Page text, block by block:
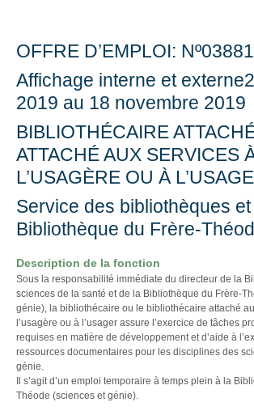
OFFRE D’EMPLOI: Nº03881
Affichage interne et
2019 au 18 novembre 2019
BIBLIOTHÉCAIRE
ATTACHÉ AUX SERVICES
L’USAGÈRE OU À
Service des bibliothèques
Bibliothèque du Frère-
Description de la fonction
Sous la responsabilité immédiate du directeur de la
sciences de la santé et de la Bibliothèque du Frère-
génie), la bibliothécaire ou le bibliothécaire attaché
l’usagère ou à l’usager assure l’exercice de tâches
requises en matière de développement et d’aide à
ressources documentaires pour les disciplines des
génie.
Il s’agit d’un emploi temporaire à temps plein à la
Théode (sciences et génie).